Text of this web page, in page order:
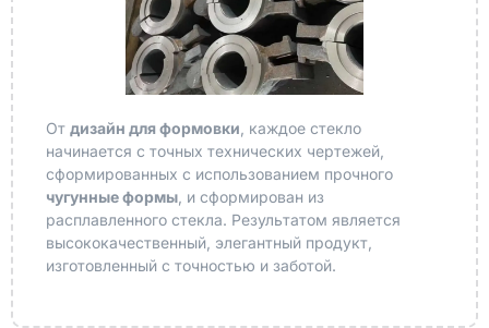
От дизайн для формовки, каждое стекло
начинается с точных технических чертежей,
сформированных с использованием прочного
чугунные формы, и сформирован из
расплавленного стекла. Результатом является
высококачественный, элегантный продукт,
изготовленный с точностью и заботой.